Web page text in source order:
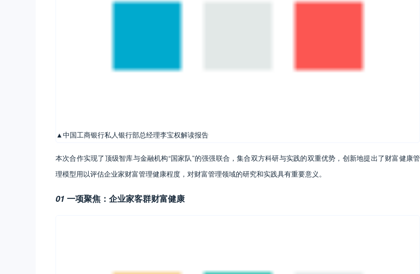
▲中国工商银行私人银行部总经理李宝权解读报告
本次合作实现了顶级智库与金融机构“国家队”的强强联合，集合双方科研与实践的双重优势，创新地提出了财富健康管
理模型用以评估企业家财富管理健康程度，对财富管理领域的研究和实践具有重要意义。
01 一项聚焦：企业家客群财富健康